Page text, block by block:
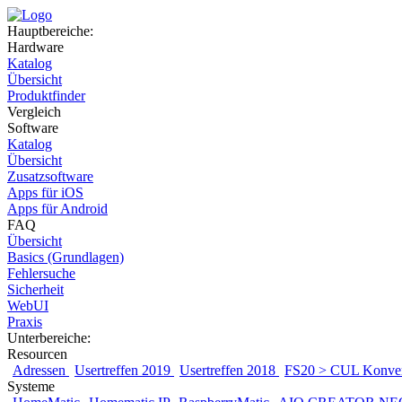
Hauptbereiche:
Hardware
Katalog
Übersicht
Produktfinder
Vergleich
Software
Katalog
Übersicht
Zusatzsoftware
Apps für iOS
Apps für Android
FAQ
Übersicht
Basics (Grundlagen)
Fehlersuche
Sicherheit
WebUI
Praxis
Unterbereiche:
Resourcen
Adressen
Usertreffen 2019 Usertreffen 2018 FS20 > CUL
Systeme